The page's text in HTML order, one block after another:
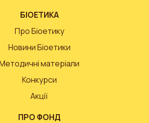
БІОЕТИКА
Про Біоетику
Новини Біоетики
матеріали
Конкурси
Акції
ПРО ФОНД